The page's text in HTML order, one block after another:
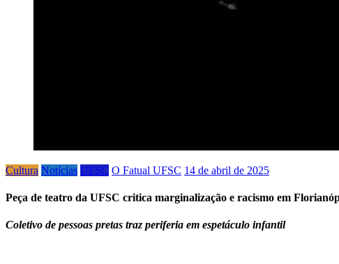
Cultura Notícias UFSC O Fatual UFSC 14 de abril de 2025
Peça de teatro da UFSC critica marginalização e racismo em
Coletivo de pessoas pretas traz periferia em espetáculo infantil